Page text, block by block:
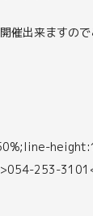
催出来ますので
253-